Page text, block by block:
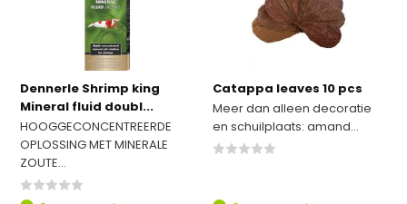
Dennerle Shrimp king
Mineral fluid doubl...
HOOGGECONCENTREERDE
OPLOSSING MET MINERALE
ZOUTE...
Catappa leaves 10 pcs
Meer dan alleen decoratie
en schuilplaats: amand...